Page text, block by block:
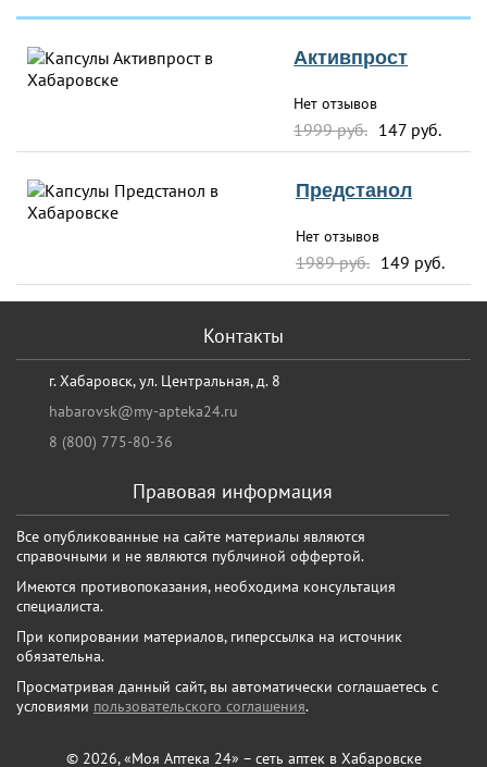
Активпрост
Нет отзывов
1999 руб. 147 руб.
Предстанол
Нет отзывов
1989 руб. 149 руб.
Правовая информация
Все опубликованные на сайте материалы являются
справочными и не являются публчиной оффертой.
Имеются противопоказания, необходима консультация
специалиста.
При копировании материалов, гиперссылка на источник
обязательна.
Просматривая данный сайт, вы автоматически соглашаетесь с
условиями пользовательского соглашения.
Контакты
г. Хабаровск, ул. Центральная, д. 8
habarovsk@my-apteka24.ru
8 (800) 775-80-36
© 2026, «Моя Аптека 24» – сеть аптек в Хабаровске